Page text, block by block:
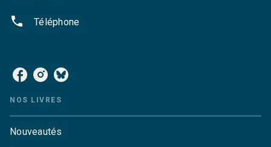
phone Téléphone
NOS LIVRES
Nouveautés